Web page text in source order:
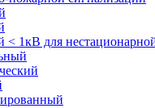
< 1кВ для